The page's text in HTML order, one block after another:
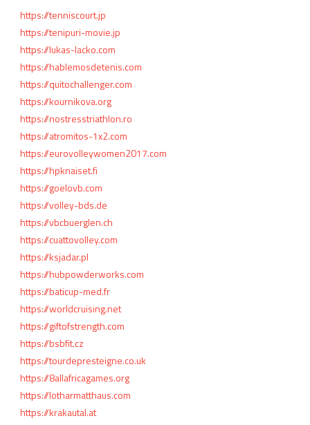
https://tenniscourt.jp
https://tenipuri-movie.jp
https://lukas-lacko.com
https://hablemosdetenis.com
https://quitochallenger.com
https://kournikova.org
https://nostresstriathlon.ro
https://atromitos-1x2.com
https://eurovolleywomen2017.com
https://hpknaiset.fi
https://goelovb.com
https://volley-bds.de
https://vbcbuerglen.ch
https://cuattovolley.com
https://ksjadar.pl
https://hubpowderworks.com
https://baticup-med.fr
https://worldcruising.net
https://giftofstrength.com
https://bsbfit.cz
https://tourdepresteigne.co.uk
https://8allafricagames.org
https://lotharmatthaus.com
https://krakautal.at